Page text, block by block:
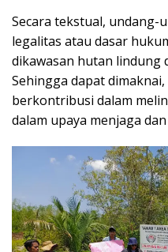
Secara tekstual, undang-
legalitas atau dasar
dikawasan hutan lindung
Sehingga dapat
berkontribusi dalam
dalam upaya menjaga